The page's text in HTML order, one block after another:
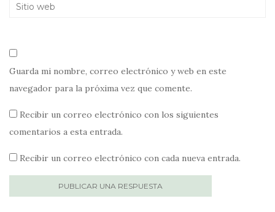
Guarda mi nombre, correo electrónico y web en este
navegador para la próxima vez que comente.
Recibir un correo electrónico con los siguientes
comentarios a esta entrada.
Recibir un correo electrónico con cada nueva entrada.